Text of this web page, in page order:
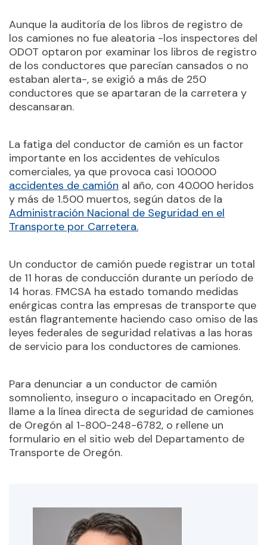
Aunque la auditoría de los libros de registro de
los camiones no fue aleatoria -los inspectores del
ODOT optaron por examinar los libros de registro
de los conductores que parecían cansados o no
estaban alerta-, se exigió a más de 250
conductores que se apartaran de la carretera y
descansaran.
La fatiga del conductor de camión es un factor
importante en los accidentes de vehículos
comerciales, ya que provoca casi 100.000
accidentes de camión al año, con 40.000 heridos
y más de 1.500 muertos, según datos de la
Administración Nacional de Seguridad en el
Transporte por Carretera.
Un conductor de camión puede registrar un total
de 11 horas de conducción durante un período de
14 horas. FMCSA ha estado tomando medidas
enérgicas contra las empresas de transporte que
están flagrantemente haciendo caso omiso de las
leyes federales de seguridad relativas a las horas
de servicio para los conductores de camiones.
Para denunciar a un conductor de camión
somnoliento, inseguro o incapacitado en Oregón,
llame a la línea directa de seguridad de camiones
de Oregón al 1-800-248-6782, o rellene un
formulario en el sitio web del Departamento de
Transporte de Oregón.